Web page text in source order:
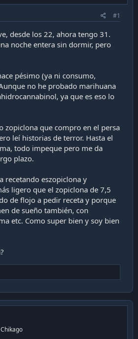
#1
desde los 22, ahora tengo 31.
noche entera sin dormir, pero
pésimo (ya ni consumo,
no he probado marihuana
ya que es eso lo
zopiclona que compro en el persa
leí historias de terror. Hasta el
todo impeque pero me da
plazo.
recetando eszopiclona y
ligero que el zopiclona de 7,5
de flojo a pedir receta y porque
de sueño también, con
etc. Como super bien y soy bien